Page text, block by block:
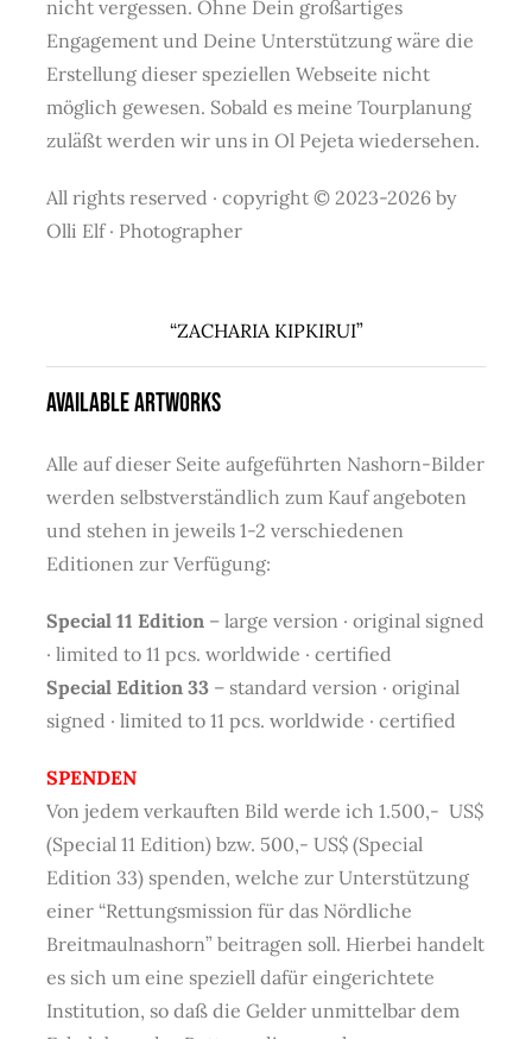
nicht vergessen. Ohne Dein großartiges
Engagement und Deine Unterstützung wäre die
Erstellung dieser speziellen Webseite nicht
möglich gewesen. Sobald es meine Tourplanung
zuläßt werden wir uns in Ol Pejeta wiedersehen.
All rights reserved · copyright © 2023-2026 by
Olli Elf · Photographer
“ZACHARIA KIPKIRUI”
AVAILABLE ARTWORKS
Alle auf dieser Seite aufgeführten Nashorn-Bilder
werden selbstverständlich zum Kauf angeboten
und stehen in jeweils 1-2 verschiedenen
Editionen zur Verfügung:
Special 11 Edition– large version · original signed
· limited to 11 pcs. worldwide · certified
Special Edition 33– standard version · original
signed · limited to 11 pcs. worldwide · certified
SPENDEN
Von jedem verkauften Bild werde ich 1.500,- US$
(Special 11 Edition) bzw. 500,- US$ (Special
Edition 33) spenden, welche zur Unterstützung
einer “Rettungsmission für das Nördliche
Breitmaulnashorn” beitragen soll. Hierbei handelt
es sich um eine speziell dafür eingerichtete
Institution, so daß die Gelder unmittelbar dem